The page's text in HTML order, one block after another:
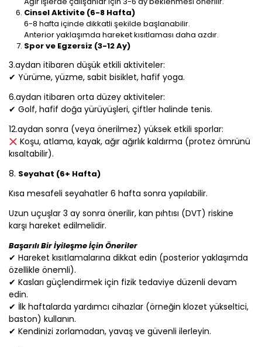
Cinsel Aktivite (6-8 Hafta)
6-8 hafta içinde dikkatli şekilde başlanabilir.
Anterior yaklaşımda hareket kısıtlaması daha azdır.
Spor ve Egzersiz (3-12 Ay)
3.aydan itibaren düşük etkili aktiviteler:
✔ Yürüme, yüzme, sabit bisiklet, hafif yoga.
6.aydan itibaren orta düzey aktiviteler:
✔ Golf, hafif doğa yürüyüşleri, çiftler halinde tenis.
12.aydan sonra (veya önerilmez) yüksek etkili sporlar:
Koşu, atlama, kayak, ağır ağırlık kaldırma (protez ömrünü
kısaltabilir).
8. Seyahat (6+ Hafta)
Kısa mesafeli seyahatler 6 hafta sonra yapılabilir.
Uzun uçuşlar 3 ay sonra önerilir, kan pıhtısı (DVT) riskine
karşı hareket edilmelidir.
Başarılı Bir İyileşme İçin Öneriler
✔ Hareket kısıtlamalarına dikkat edin (posterior yaklaşımda
özellikle önemli).
✔ Kasları güçlendirmek için fizik tedaviye düzenli devam
edin.
✔ İlk haftalarda yardımcı cihazlar (örneğin klozet yükseltici,
baston) kullanın.
✔ Kendinizi zorlamadan, yavaş ve güvenli ilerleyin.